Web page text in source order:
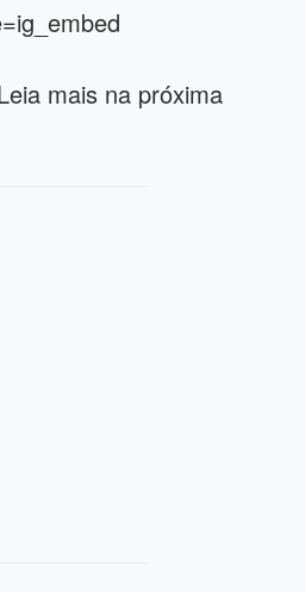
mais na próxima